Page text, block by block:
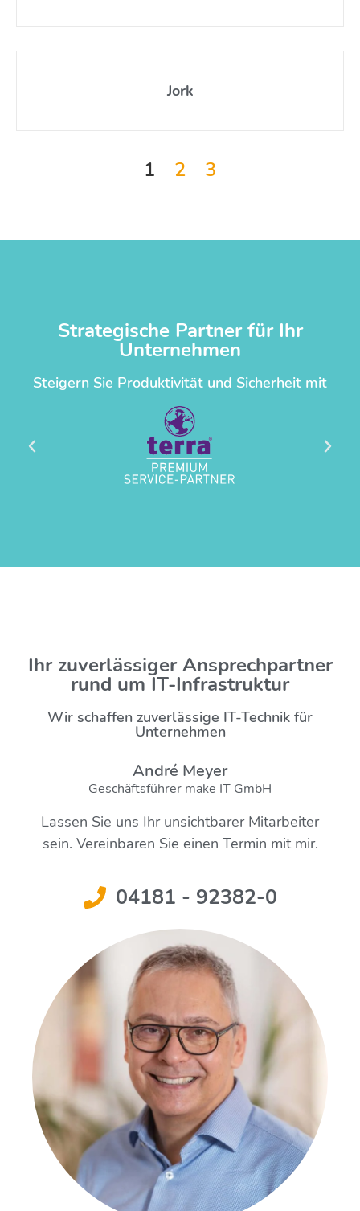
Jork
1 2 3
Strategische Partner für Ihr
Unternehmen
Steigern Sie Produktivität und Sicherheit mit
Ihr zuverlässiger Ansprechpartner
rund um IT-Infrastruktur
Wir schaffen zuverlässige IT-Technik für
Unternehmen
André Meyer
Geschäftsführer make IT GmbH
Lassen Sie uns Ihr unsichtbarer Mitarbeiter
sein. Vereinbaren Sie einen Termin mit mir.
04181 - 92382-0